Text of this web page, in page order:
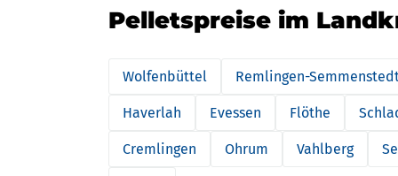
Pelletspreise im
Wolfenbüttel Remlingen-
Haverlah Evessen Flöthe
Cremlingen Ohrum Vahlberg